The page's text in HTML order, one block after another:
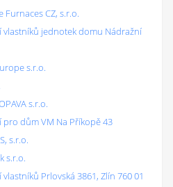
Furnaces CZ, s.r.o.
vlastníků jednotek domu Nádražní
s.r.o.
s.r.o.
pro dům VM Na Příkopě 43
s.r.o.
s.r.o.
Prlovská 3861, Zlín 760 01